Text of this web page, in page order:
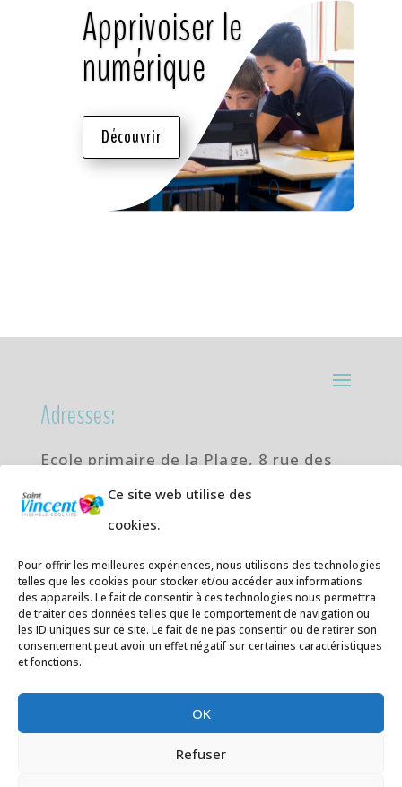
Ce site web utilise des
cookies.
Pour offrir les meilleures expériences, nous utilisons des technologies
telles que les cookies pour stocker et/ou accéder aux informations
des appareils. Le fait de consentir à ces technologies nous permettra
de traiter des données telles que le comportement de navigation ou
les ID uniques sur ce site. Le fait de ne pas consentir ou de retirer son
consentement peut avoir un effet négatif sur certaines caractéristiques
et fonctions.
OK
Refuser
Apprivoiser le
numérique
Découvrir
Adresses:
Ecole primaire de la Plage, 8 rue des
Téléphone
Libération 64700 Hendaye
Téléphone 05 59 48 89 00
E-mail:secretariat@saintvincent.eus